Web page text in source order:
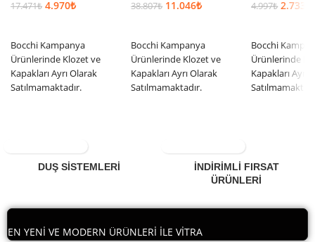
17.471₺ 4.970₺
Bocchi Kampanya
Ürünlerinde Klozet ve
Kapakları Ayrı Olarak
Satılmamaktadır.
38.807₺ 11.046₺
Bocchi Kampanya
Ürünlerinde Klozet ve
Kapakları Ayrı Olarak
Satılmamaktadır.
4.997₺ 2.733
Bocchi
Ürünlerinde
Kapakları Ayrı
DUŞ SİSTEMLERİ
İNDİRİMLİ FIRSAT
ÜRÜNLERİ
EN YENİ VE MODERN ÜRÜNLERİ İLE VİTRA